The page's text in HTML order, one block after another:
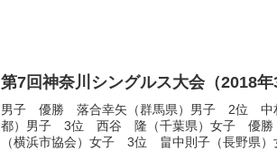
第7回神奈川シングルス大会（2018年
男子 優勝 落合幸矢（群馬県）男子 2位
都）男子 3位 西谷 隆（千葉県）女子 優
（横浜市協会）女子 3位 畠中則子（長野県